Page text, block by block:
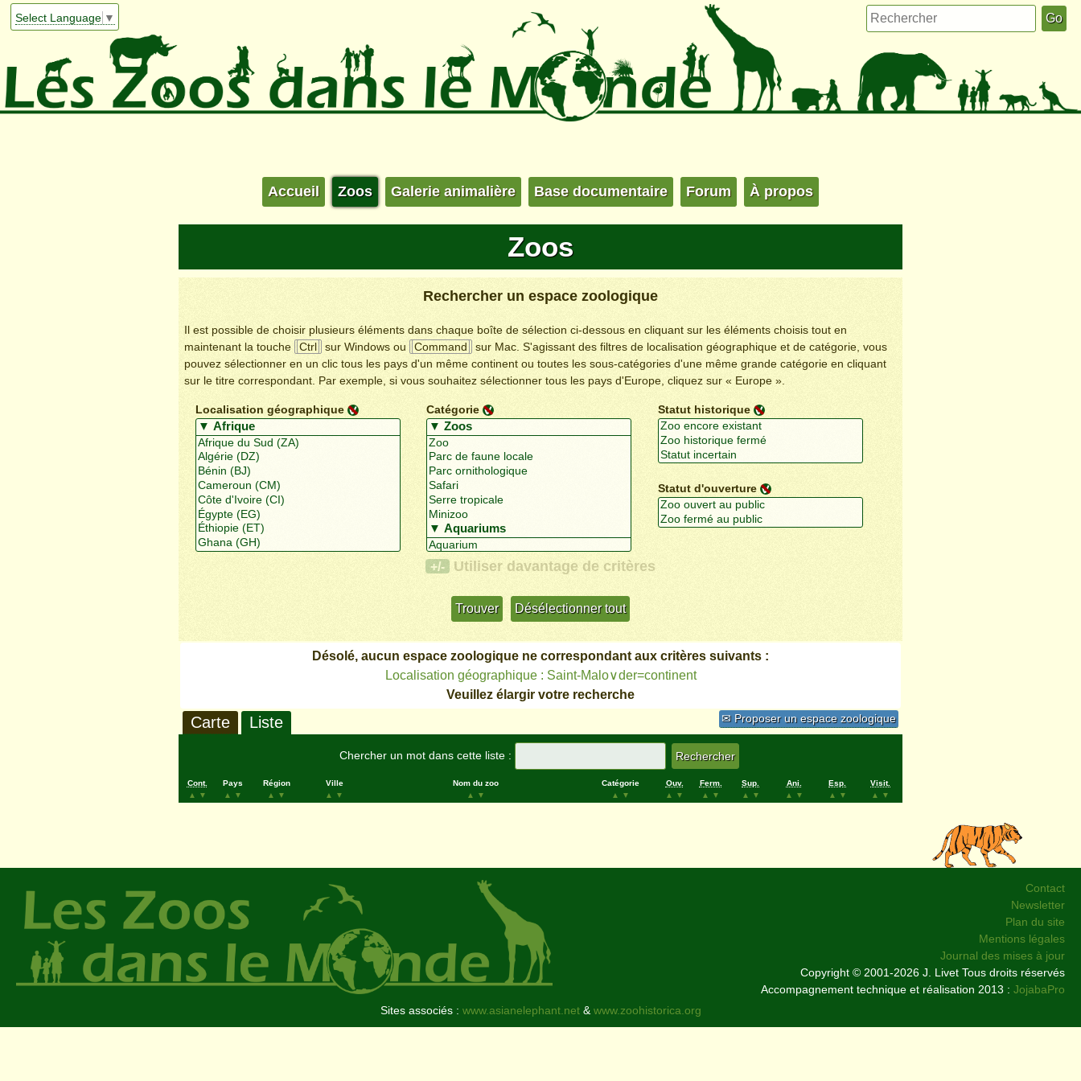
Select Language ▼
Accueil Zoos Galerie animalière Base documentaire Forum À propos
Zoos
Rechercher un espace zoologique
Il est possible de choisir plusieurs éléments dans chaque boîte de sélection ci-dessous en cliquant sur les éléments choisis tout en
maintenant la touche
Ctrl sur Windows ou Command
sur Mac. S'agissant des filtres de localisation géographique et de catégorie, vous
pouvez sélectionner en un clic tous les pays d'un même continent ou toutes les sous-catégories d'une même grande catégorie en cliquant
sur le titre correspondant. Par exemple, si vous souhaitez sélectionner tous les pays d'Europe, cliquez sur « Europe ».
Localisation géographique Catégorie Statut historique
Statut d'ouverture
+/- Utiliser davantage de critères
Désolé, aucun espace zoologique ne correspondant aux critères suivants :
Localisation géographique : Saint-Malo∨der=continent
Veuillez élargir votre recherche
✉ Proposer un espace zoologique
Carte Liste
Chercher un mot dans cette liste :
Cont.
▲
▼
Pays
▲
▼
Région
▲
▼
Ville
▲
▼
Nom du zoo
▲
▼
Catégorie
▲
▼
Ouv.
▲
▼
Ferm.
▲
▼
Sup.
▲
▼
Ani.
▲
▼
Esp.
▲
▼
Visit.
▲
▼
Contact
Newsletter
Plan du site
Mentions légales
Journal des mises à jour
Copyright © 2001-2026 J. Livet Tous droits réservés
Accompagnement technique et réalisation 2013 : JojabaPro
Sites associés : www.asianelephant.net&www.zoohistorica.org